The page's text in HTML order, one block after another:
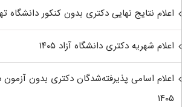
اعلام نتایج نهایی دکتری بدون کنکور دانشگاه تهران
اعلام شهریه دکتری دانشگاه آزاد ۱۴۰۵
اعلام اسامی پذیرفته‌شدگان دکتری بدون آزمون
۱۴۰۵